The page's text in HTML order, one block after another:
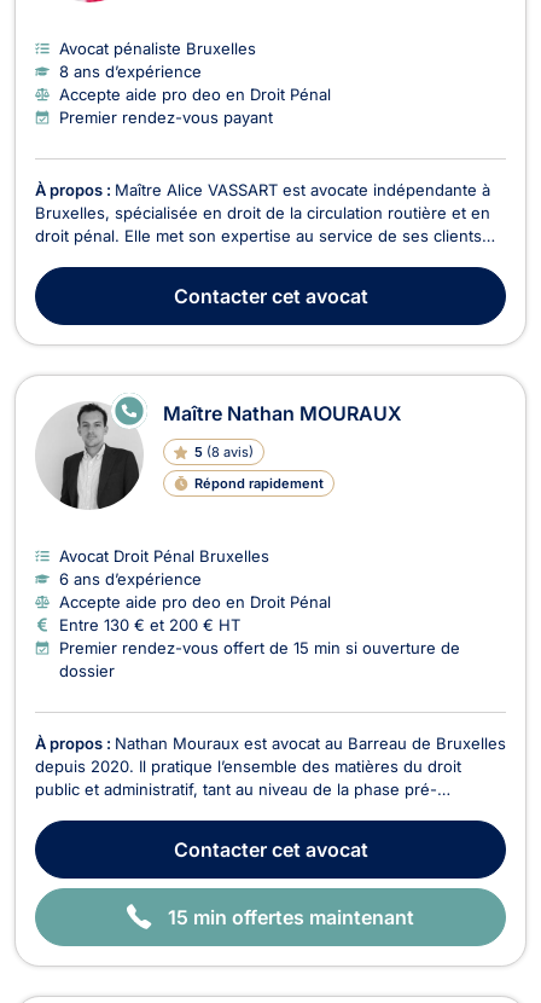
Avocat pénaliste Bruxelles
8 ans d’expérience
Accepte aide pro deo en Droit Pénal
Premier rendez-vous payant
À propos : Maître Alice VASSART est avocate indépendante à
Bruxelles, spécialisée en droit de la circulation routière et en
droit pénal. Elle met son expertise au service de ses clients
complexes avec rigueur, humanité et efficacité. En droit de la
circulation routière, Maître Vassar...
Contactercet avocat
Maître Nathan MOURAUX
5 (8 avis)
Répond rapidement
E
N
G
E
Avocat Droit Pénal Bruxelles
6 ans d’expérience
Accepte aide pro deo en Droit Pénal
Entre 130 € et 200 € HT
Premier rendez-vous offert de 15 min si ouverture de
dossier
À propos : Nathan Mouraux est avocat au Barreau de Bruxelles
depuis 2020. Il pratique l’ensemble des matières du droit
public et administratif, tant au niveau de la phase pré-
les juridictions administratives, de l’ordre judiciaire (belges ou
européennes) ou encore devant la Cou...
Contactercet avocat
15 min offertes maintenant